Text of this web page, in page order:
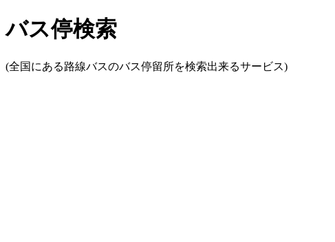
バス停検索
(全国にある路線バスのバス停留所を検索出来るサービス)